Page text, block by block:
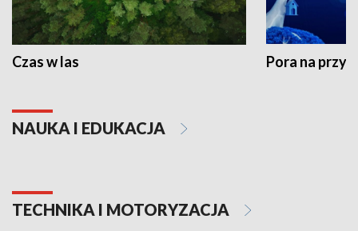
Czas w las Pora na
NAUKA I EDUKACJA
TECHNIKA I MOTORYZACJA